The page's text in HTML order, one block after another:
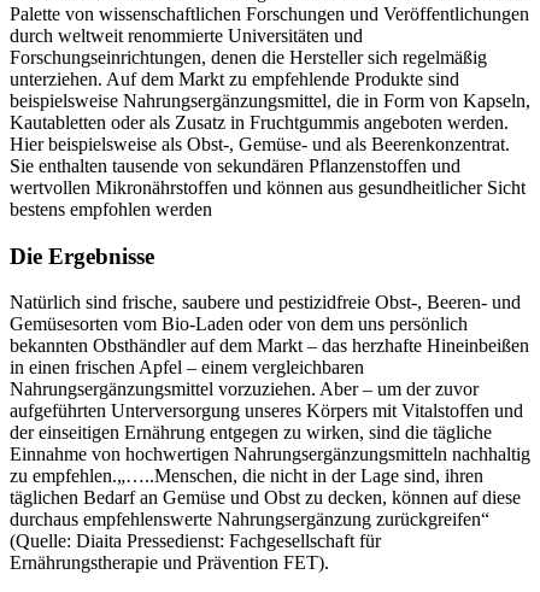
Palette von wissenschaftlichen Forschungen und Veröffentlichungen
durch weltweit renommierte Universitäten und
Forschungseinrichtungen, denen die Hersteller sich regelmäßig
unterziehen. Auf dem Markt zu empfehlende Produkte sind
beispielsweise Nahrungsergänzungsmittel, die in Form von Kapseln,
Kautabletten oder als Zusatz in Fruchtgummis angeboten werden.
Hier beispielsweise als Obst-, Gemüse- und als Beerenkonzentrat.
Sie enthalten tausende von sekundären Pflanzenstoffen und
wertvollen Mikronährstoffen und können aus gesundheitlicher Sicht
bestens empfohlen werden
Die Ergebnisse
Natürlich sind frische, saubere und pestizidfreie Obst-, Beeren- und
Gemüsesorten vom Bio-Laden oder von dem uns persönlich
bekannten Obsthändler auf dem Markt – das herzhafte Hineinbeißen
in einen frischen Apfel – einem vergleichbaren
Nahrungsergänzungsmittel vorzuziehen. Aber – um der zuvor
aufgeführten Unterversorgung unseres Körpers mit Vitalstoffen und
der einseitigen Ernährung entgegen zu wirken, sind die tägliche
Einnahme von hochwertigen Nahrungsergänzungsmitteln nachhaltig
zu empfehlen.„…..Menschen, die nicht in der Lage sind, ihren
täglichen Bedarf an Gemüse und Obst zu decken, können auf diese
durchaus empfehlenswerte Nahrungsergänzung zurückgreifen“
(Quelle: Diaita Pressedienst: Fachgesellschaft für
Ernährungstherapie und Prävention FET).